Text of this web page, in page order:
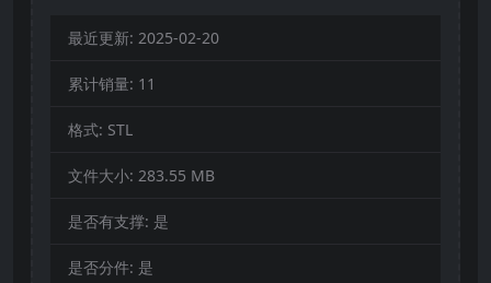
最近更新: 2025-02-20
累计销量: 11
格式: STL
文件大小: 283.55 MB
是否有支撑: 是
是否分件: 是